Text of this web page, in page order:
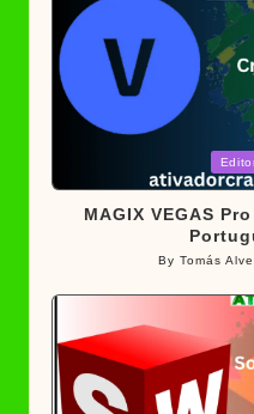
in
MAGIX VEGAS
Posted
ByTomás